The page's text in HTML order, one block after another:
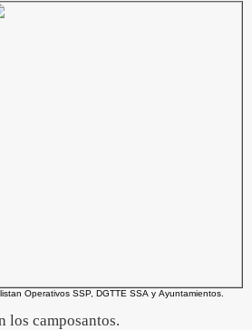
Operativos SSP, DGTTE SSA y Ayuntamientos.
los camposantos.